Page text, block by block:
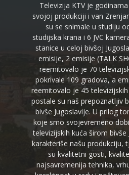
Televizija KTV je
svojoj produkciji i van
su se snimale u studiju
studijska krana i 6 JVC
stanice u celoj bivšoj
emisije, 2 emisije (TALK
reemitovalo je 70
pokrivale 109 gradova, a
reemitovalo je 45
postale su naš prepoznatljiv
bivše Jugoslavije. U prilog
koje smo svojevremeno
televizijskih kuća širom bivše
karakteriše našu produkciju,
su kvalitetni gosti,
najsavremenija tehnika,